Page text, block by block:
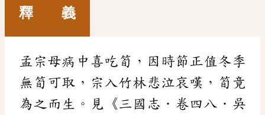
釋 義
孟宗母病中喜吃筍，因時節正值冬季
無筍可取，宗入竹林悲泣哀嘆，筍竟
為之而生。見《三國志．卷四八．吳